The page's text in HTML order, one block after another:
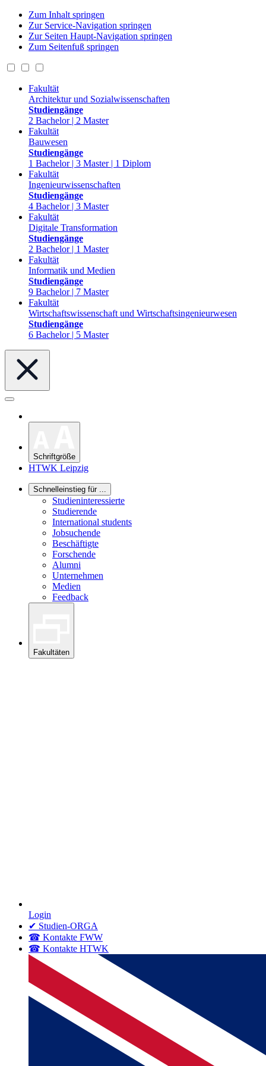
Zum Inhalt springen
Zur Service-Navigation springen
Zur Seiten Haupt-Navigation springen
Zum Seitenfuß springen
Fakultät
Architektur und Sozialwissenschaften
Studiengänge
2 Bachelor | 2 Master
Fakultät
Bauwesen
Studiengänge
1 Bachelor | 3 Master | 1 Diplom
Fakultät
Ingenieurwissenschaften
Studiengänge
4 Bachelor | 3 Master
Fakultät
Digitale Transformation
Studiengänge
2 Bachelor | 1 Master
Fakultät
Informatik und Medien
Studiengänge
9 Bachelor | 7 Master
Fakultät
Wirtschaftswissenschaft und Wirtschaftsingenieurwesen
Studiengänge
6 Bachelor | 5 Master
Schriftgröße
HTWK Leipzig
Schnelleinstieg für ...
Studieninteressierte
Studierende
International students
Jobsuchende
Beschäftigte
Forschende
Alumni
Unternehmen
Medien
Feedback
Fakultäten
Login
✔ Studien-ORGA
☎ Kontakte FWW
☎ Kontakte HTWK